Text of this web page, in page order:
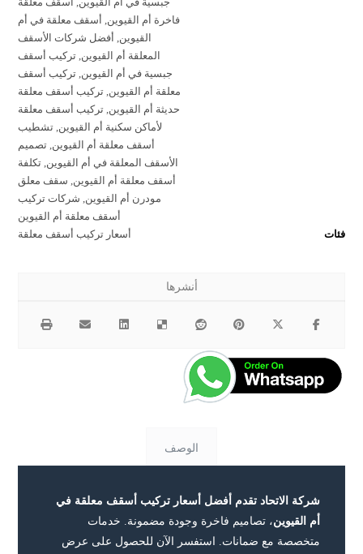
جبسية في أم القيوين,
أسقف معلقة
فاخرة أم القيوين,
أسقف معلقة في أم
القيوين, أفضل شركات الأسقف
المعلقة أم القيوين, تركيب أسقف
جبسية في أم القيوين, تركيب أسقف
معلقة أم القيوين, تركيب أسقف معلقة
حديثة أم القيوين, تركيب أسقف معلقة
لأماكن سكنية أم القيوين, تشطيب
أسقف معلقة أم القيوين, تصميم
الأسقف المعلقة في أم القيوين, تكلفة
أسقف معلقة أم القيوين, سقف معلق
مودرن أم القيوين, شركات تركيب
أسقف معلقة أم القيوين
فئات
أسعار تركيب أسقف معلقة
الوصف
شركة الاتحاد تقدم أفضل أسعار تركيب أسقف معلقة في
أم القيوين، تصاميم فاخرة وجودة مضمونة. خدمات
متخصصة مع ضمانات. استفسر الآن للحصول على عرض